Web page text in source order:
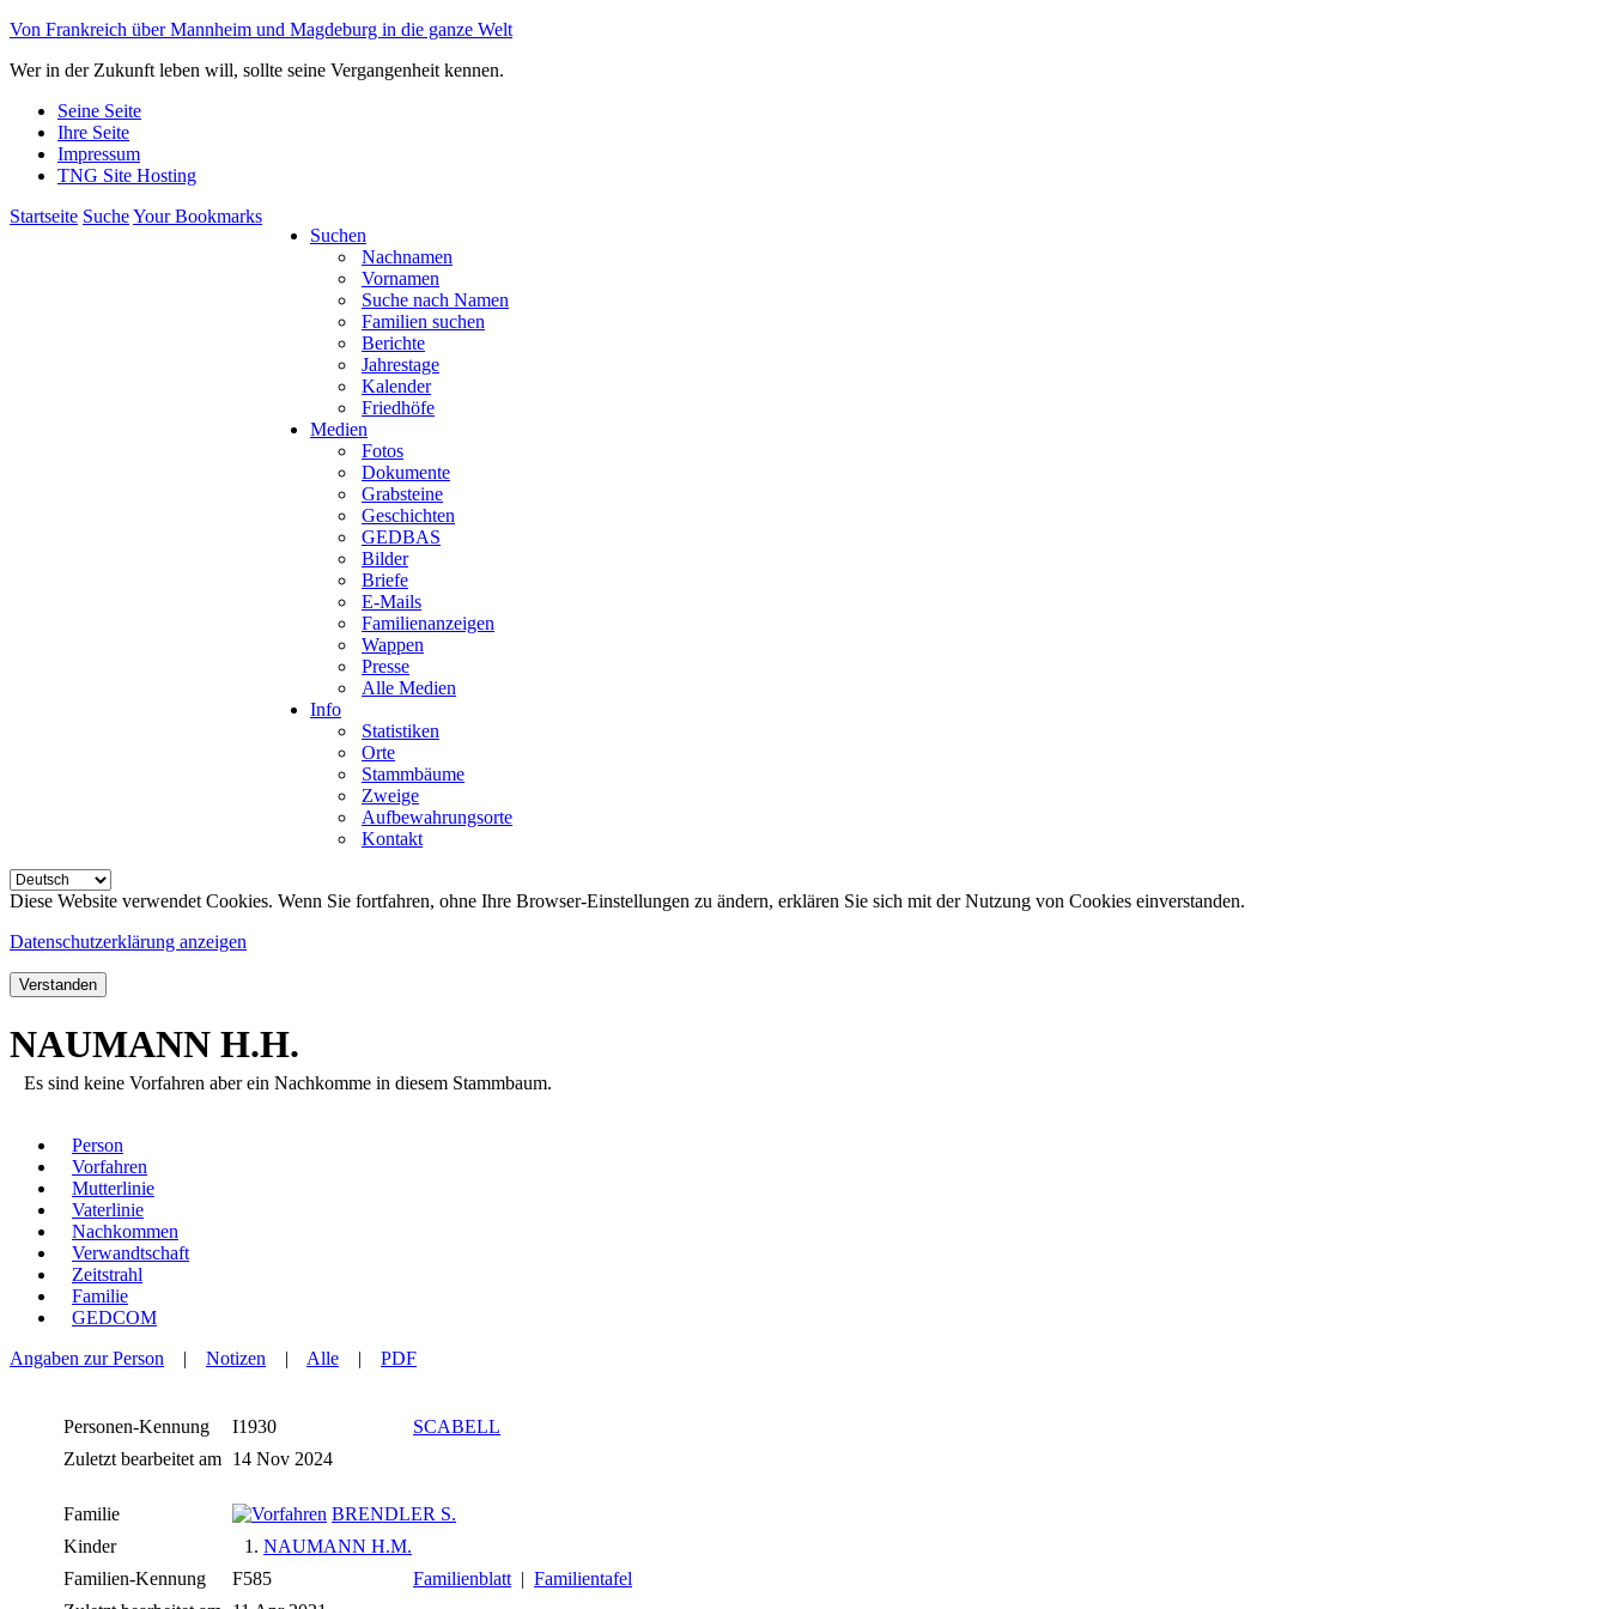
Von Frankreich über Mannheim und Magdeburg in die ganze Welt
Wer in der Zukunft leben will, sollte seine Vergangenheit kennen.
Seine Seite
Ihre Seite
Impressum
TNG Site Hosting
Startseite SucheYour Bookmarks
Suchen
Nachnamen
Vornamen
Suche nach Namen
Familien suchen
Berichte
Jahrestage
Kalender
Friedhöfe
Medien
Fotos
Dokumente
Grabsteine
Geschichten
GEDBAS
Bilder
Briefe
E-Mails
Familienanzeigen
Wappen
Presse
Alle Medien
Info
Statistiken
Orte
Stammbäume
Zweige
Aufbewahrungsorte
Kontakt
Diese Website verwendet Cookies. Wenn Sie fortfahren, ohne Ihre Browser-Einstellungen zu ändern, erklären Sie sich mit der Nutzung von Cookies einverstanden.
Datenschutzerklärung anzeigen
Verstanden
NAUMANN H.H.
Es sind keine Vorfahren aber ein Nachkomme in diesem Stammbaum.
Person
Vorfahren
Mutterlinie
Vaterlinie
Nachkommen
Verwandtschaft
Zeitstrahl
Familie
GEDCOM
Angaben zur Person | Notizen | Alle | PDF
Personen-Kennung I1930
SCABELL
Zuletzt bearbeitet am 14 Nov 2024
Familie
BRENDLER S.
Kinder
1. NAUMANN H.M.
Familien-Kennung
F585 Familienblatt| Familientafel